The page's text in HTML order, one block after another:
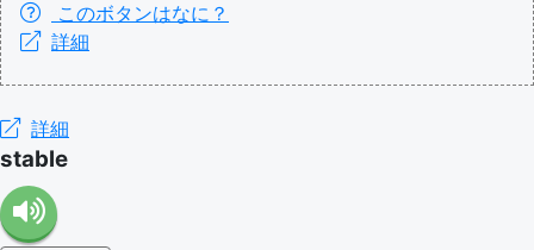
このボタンはなに？
詳細
詳細
stable